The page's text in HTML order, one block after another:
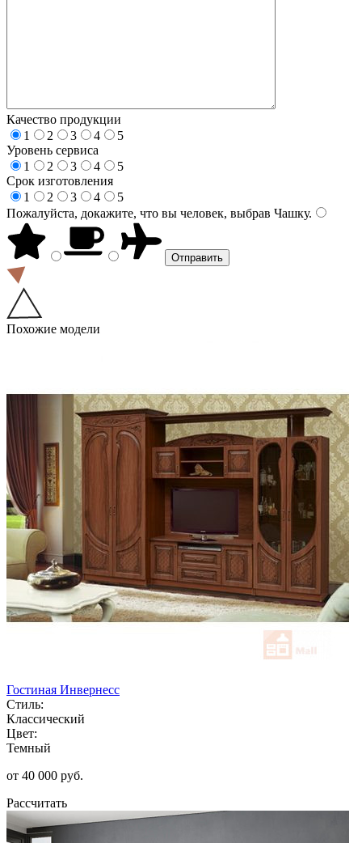
Качество продукции
1
2 3 4
5
Уровень сервиса
1
2 3 4
5
Срок изготовления
1
2 3 4
5
Пожалуйста, докажите, что вы человек, выбрав Чашку.
Похожие модели
Гостиная Инвернесс
Стиль:
Классический
Цвет:
Темный
от 40 000 руб.
Рассчитать